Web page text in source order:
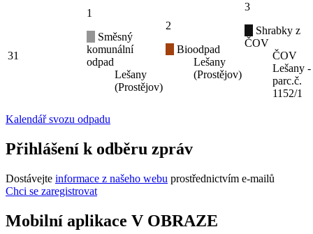
31
1
Směsný
komunální
odpad
Lešany
(Prostějov)
2
Bioodpad
Lešany
(Prostějov)
3
Shrabky z
ČOV
ČOV
Lešany -
parc.č.
1152/1
Kalendář svozu odpadu
Přihlášení k odběru zpráv
Dostávejte informace z našeho webu prostřednictvím e-mailů
Chci se zaregistrovat
Mobilní aplikace V OBRAZE